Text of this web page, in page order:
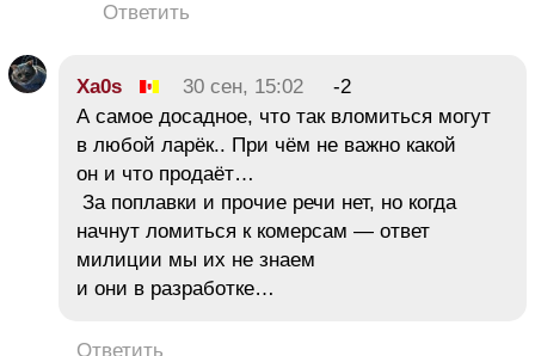
Ответить
Xa0s 30 сен, 15:02
-2
А самое досадное, что так вломиться могут
в любой ларёк.. При чём не важно какой
он и что продаёт…
За поплавки и прочие речи нет, но когда
начнут ломиться к комерсам — ответ
милиции мы их не знаем
и они в разработке…
Ответить